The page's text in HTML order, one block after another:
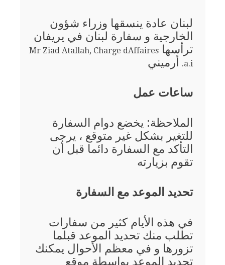
لبنان عادة ينسقها وزراء شؤون
الخارجية و سفارة لبنان في يريفان
ترأسها Mr Ziad Atallah, Charge dAffaires
a.i.
أرميني
ساعات عمل
الملاحظة: يخضع دوام السفارة
للتغير بشكل غير متوقع ، يرجى
التأكد مع السفارة دائما قبل أن
تقوم بزيارته
تحديد الموعد مع السفارة
في هذه الأيام كثير من سفارات
تطلب منك تحديد الموعد قبلما
تزورها و في معظم الأحوال يمكنك
تحديد الموعد بواسطة موقع